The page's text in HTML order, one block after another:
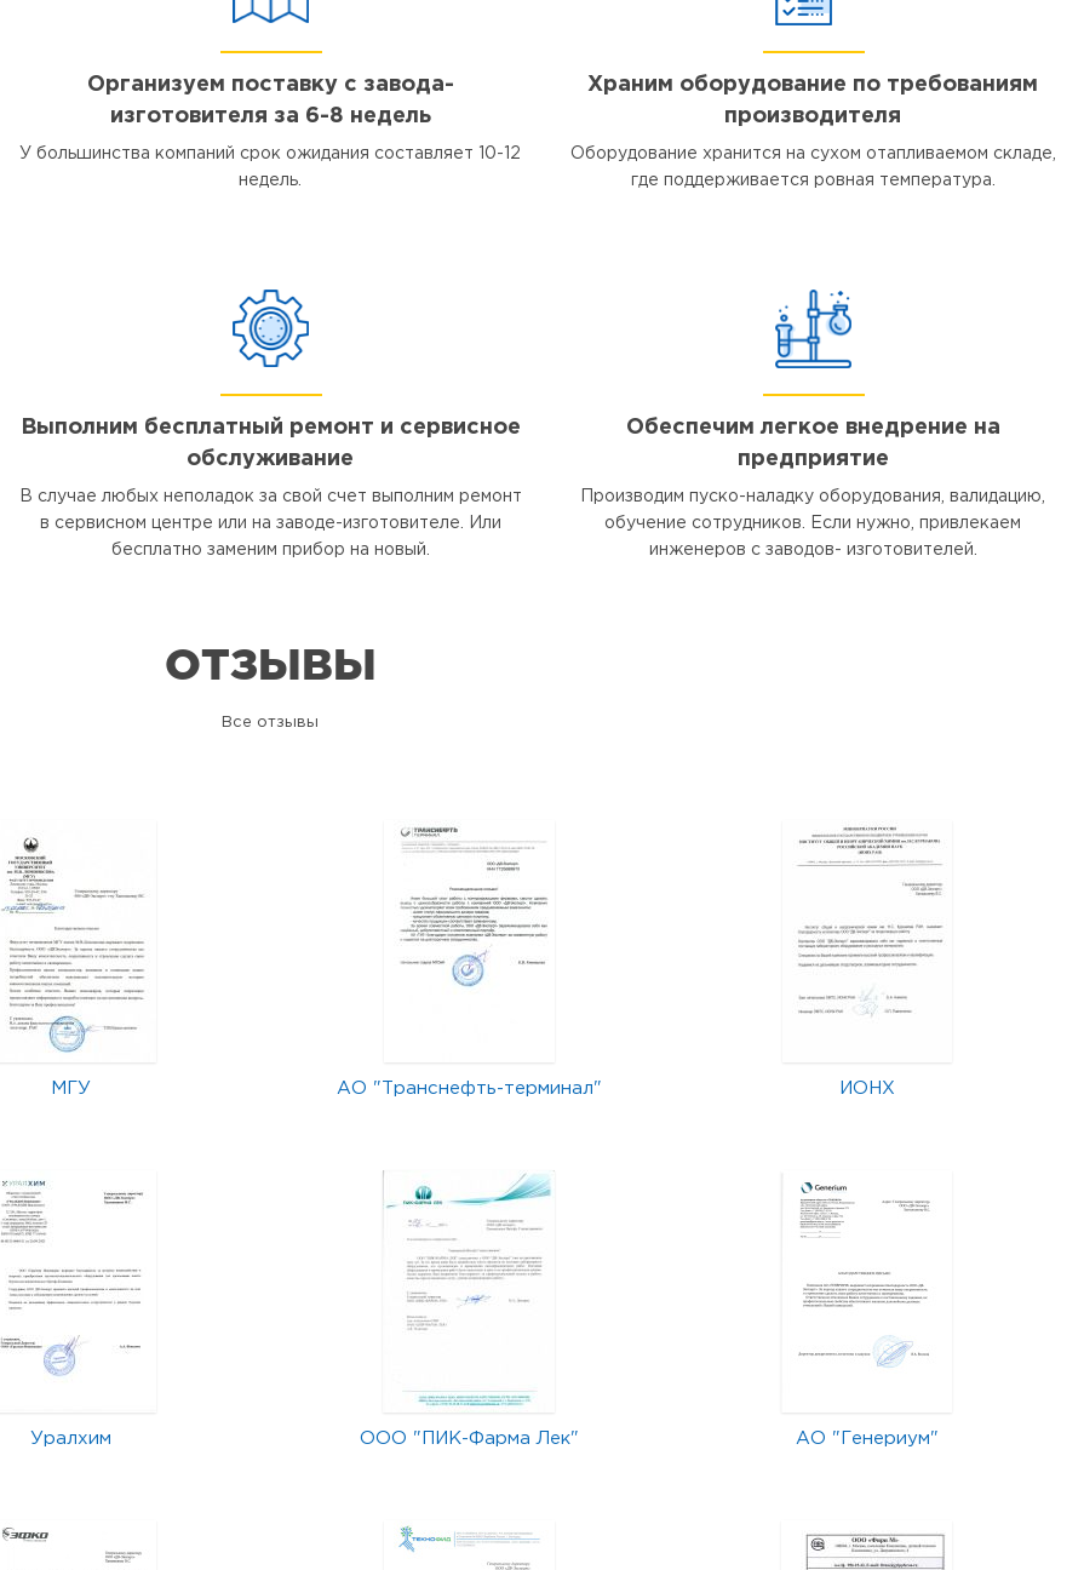
Организуем поставку с завода-
изготовителя за 6-8 недель
У большинства компаний срок ожидания составляет 10-12
недель.
Храним оборудование по требованиям
производителя
Оборудование хранится на сухом отапливаемом складе,
где поддерживается ровная температура.
Выполним бесплатный ремонт и сервисное
обслуживание
В случае любых неполадок за свой счет выполним ремонт
в сервисном центре или на заводе-изготовителе. Или
бесплатно заменим прибор на новый.
Обеспечим легкое внедрение на
предприятие
Производим пуско-наладку оборудования, валидацию,
обучение сотрудников. Если нужно, привлекаем
инженеров с заводов- изготовителей.
ОТЗЫВЫ
Все отзывы
МГУ АО "Транснефть-терминал" ИОНХ
Уралхим ООО "ПИК-Фарма Лек" АО "Генериум"